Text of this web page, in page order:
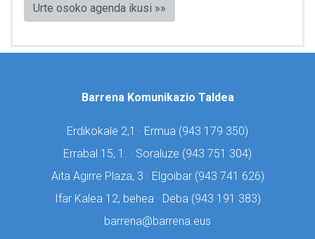
Urte osoko agenda ikusi »»
Barrena Komunikazio Taldea
Erdikokale 2,1 · Ermua (943 179 350)
Errabal 15, 1. · Soraluze (943 751 304)
Aita Agirre Plaza, 3 · Elgoibar (943 741 626)
Ifar Kalea 12, behea · Deba (943 191 383)
barrena@barrena.eus